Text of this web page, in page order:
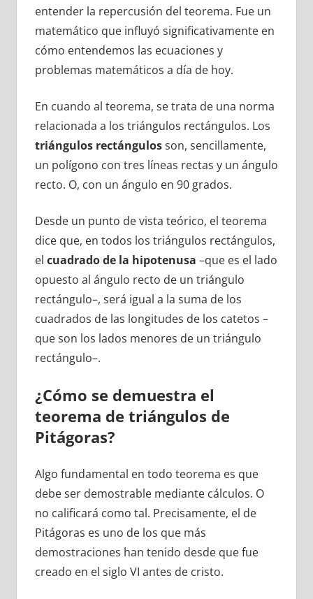
entender la repercusión del teorema. Fue un
matemático que influyó significativamente en
cómo entendemos las ecuaciones y
problemas matemáticos a día de hoy.
En cuando al teorema, se trata de una norma
relacionada a los triángulos rectángulos. Los
triángulos rectángulosson, sencillamente,
un polígono con tres líneas rectas y un ángulo
recto. O, con un ángulo en 90 grados.
Desde un punto de vista teórico, el teorema
dice que, en todos los triángulos rectángulos,
el cuadrado de la hipotenusa –que es el lado
opuesto al ángulo recto de un triángulo
rectángulo–, será igual a la suma de los
cuadrados de las longitudes de los catetos –
que son los lados menores de un triángulo
rectángulo–.
¿Cómo se demuestra el
teorema de triángulos de
Pitágoras?
Algo fundamental en todo teorema es que
debe ser demostrable mediante cálculos. O
no calificará como tal. Precisamente, el de
Pitágoras es uno de los que más
demostraciones han tenido desde que fue
creado en el siglo VI antes de cristo.